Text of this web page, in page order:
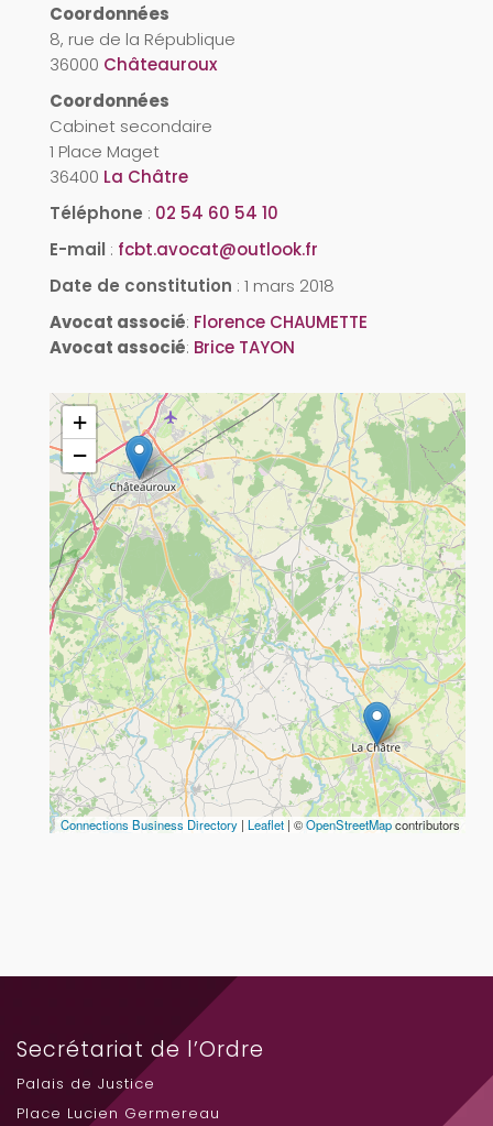
Coordonnées
8, rue de la République
36000 Châteauroux
Coordonnées
Cabinet secondaire
1 Place Maget
36400 La Châtre
Téléphone : 02 54 60 54 10
E-mail : fcbt.avocat@outlook.fr
Date de constitution : 1 mars 2018
Avocat associé: Florence CHAUMETTE
Avocat associé: Brice TAYON
+
−
Connections Business Directory | Leaflet | ©OpenStreetMapcontributors
Secrétariat de l’Ordre
Palais de Justice
Place Lucien Germereau